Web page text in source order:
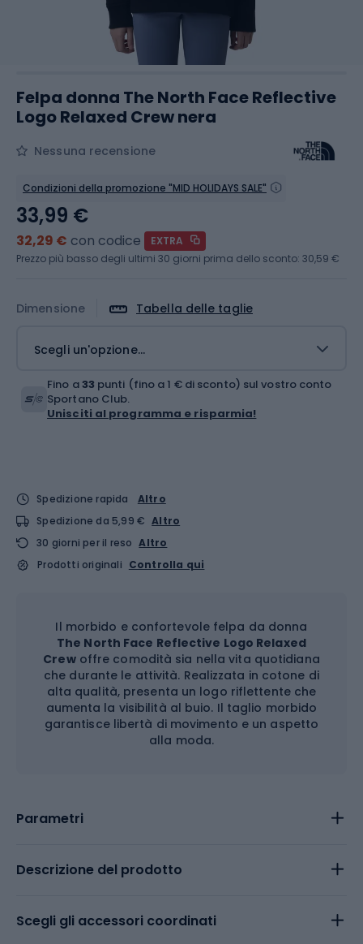
Felpa donna The North Face Reflective
Logo Relaxed Crew nera
Nessuna recensione
Condizioni della promozione "MID HOLIDAYS SALE"
Dimensione Tabella delle taglie
Scegli un'opzione...
33,99 €
32,29 € con codice
EXTRA
Prezzo più basso degli ultimi 30 giorni prima dello sconto: 30,59 €
Fino a33 punti (fino a 1 € di sconto) sul vostro conto
Sportano Club.
Unisciti al programma e risparmia!
Spedizione rapida
Altro
Spedizione da 5,99 € Altro
30 giorni per il reso Altro
Prodotti originali Controlla qui
Il morbido e confortevole felpa da donna
The North Face Reflective Logo Relaxed
Crewoffre comodità sia nella vita quotidiana
che durante le attività. Realizzata in cotone di
alta qualità, presenta un logo riflettente che
aumenta la visibilità al buio. Il taglio morbido
garantisce libertà di movimento e un aspetto
alla moda.
Parametri
Descrizione del prodotto
Scegli gli accessori coordinati